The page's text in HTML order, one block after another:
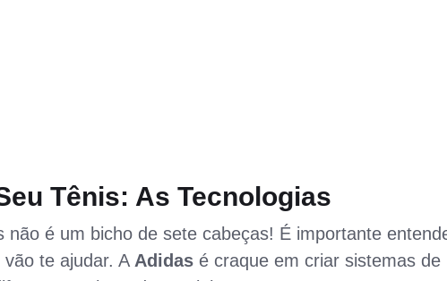
Tênis: As Tecnologias
não é um bicho de sete cabeças! É importante
te ajudar. A Adidas é craque em criar sistemas de